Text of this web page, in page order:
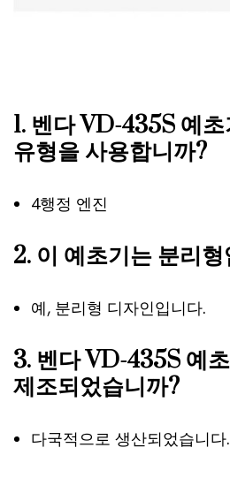
1. 벤다 VD-435S 예
유형을 사용합니까?
4행정 엔진
2. 이 예초기는 분리
예, 분리형 디자인입니다.
3. 벤다 VD-435S 예
제조되었습니까?
다국적으로 생산되었습니다.